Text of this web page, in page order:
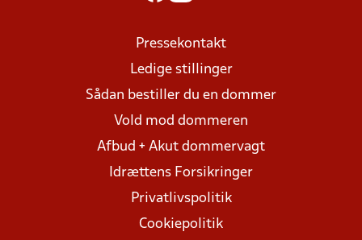
Pressekontakt
Ledige stillinger
Sådan bestiller du en dommer
Vold mod dommeren
Afbud + Akut dommervagt
Idrættens Forsikringer
Privatlivspolitik
Cookiepolitik